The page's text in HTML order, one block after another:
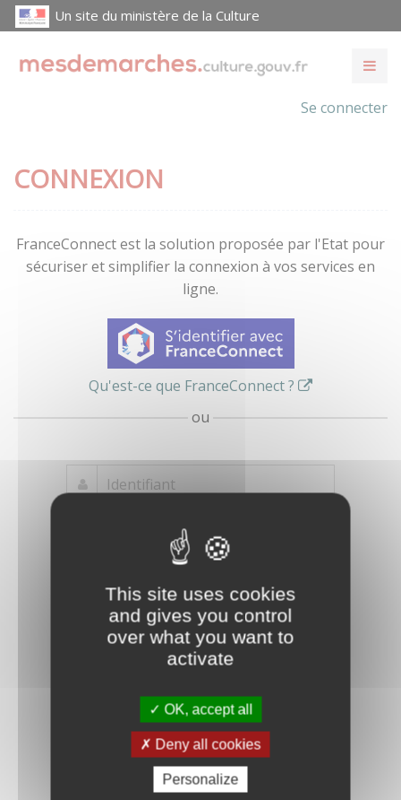
This site uses cookies
and gives you control
over what you want to
activate
OK, accept all
Deny all cookies
Personalize
Un site du ministère de la Culture
Se connecter
CONNEXION
FranceConnect est la solution proposée par l'Etat pour
sécuriser et simplifier la connexion à vos services en
ligne.
Qu'est-ce que FranceConnect ?
ou
oublié ?
compte
Connexion